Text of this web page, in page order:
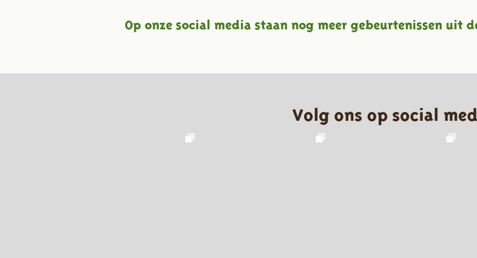
Op onze social media staan nog meer gebeurtenissen uit
Volg ons op social